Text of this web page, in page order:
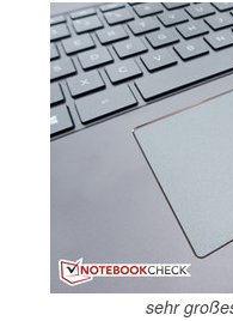
sehr